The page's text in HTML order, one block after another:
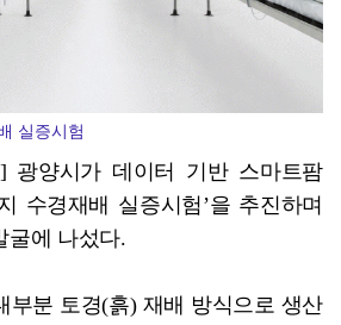
실증시험
광양시가 데이터 기반 스마트팜
수경재배 실증시험’을 추진하며
굴에 나섰다.
부분 토경(흙) 재배 방식으로 생산